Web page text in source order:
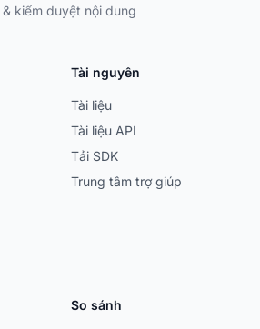
kiểm duyệt nội dung
Tài nguyên
Tài liệu
Tài liệu API
Tải SDK
Trung tâm trợ giúp
So sánh